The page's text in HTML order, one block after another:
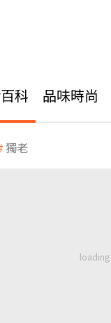
科 品味時尚
獨老